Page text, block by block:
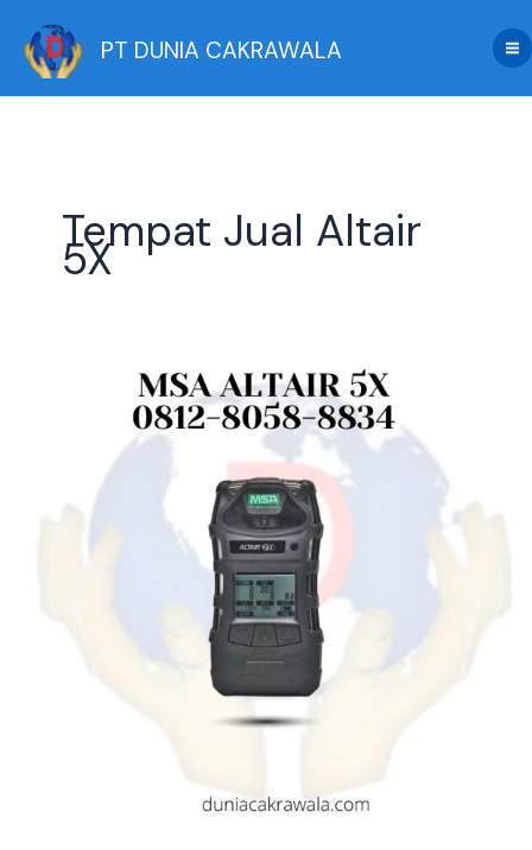
content
PT DUNIA CAKRAWALA
Tempat Jual Altair
5X
Detektor